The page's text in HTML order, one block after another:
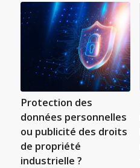
Protection des
données personnelles
ou publicité des droits
de propriété
industrielle ?